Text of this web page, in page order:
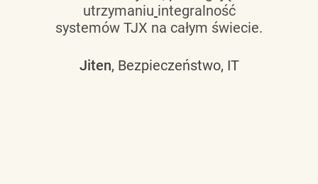
utrzymaniu integralność
systemów TJX na całym świecie.
Jiten, Bezpieczeństwo, IT